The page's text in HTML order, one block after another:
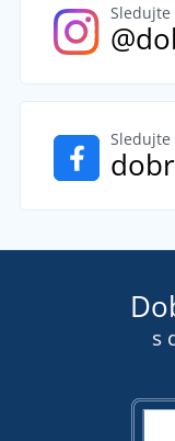
Sledujte
Sledujte
s